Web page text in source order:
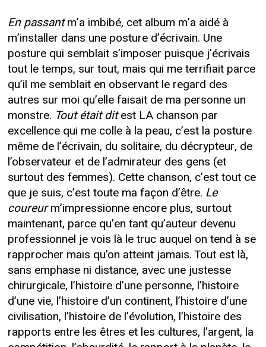
En passantm’a imbibé, cet album m’a aidé à
m’installer dans une posture d’écrivain. Une
posture qui semblait s’imposer puisque j’écrivais
tout le temps, sur tout, mais qui me terrifiait parce
qu’il me semblait en observant le regard des
autres sur moi qu’elle faisait de ma personne un
monstre. Tout était ditest LA chanson par
excellence qui me colle à la peau, c’est la posture
même de l’écrivain, du solitaire, du décrypteur, de
l’observateur et de l’admirateur des gens (et
surtout des femmes). Cette chanson, c’est tout ce
que je suis, c’est toute ma façon d’être. Le
coureurm’impressionne encore plus, surtout
maintenant, parce qu’en tant qu’auteur devenu
professionnel je vois là le truc auquel on tend à se
rapprocher mais qu’on atteint jamais. Tout est là,
sans emphase ni distance, avec une justesse
chirurgicale, l’histoire d’une personne, l’histoire
d’une vie, l’histoire d’un continent, l’histoire d’une
civilisation, l’histoire de l’évolution, l’histoire des
rapports entre les êtres et les cultures, l’argent, la